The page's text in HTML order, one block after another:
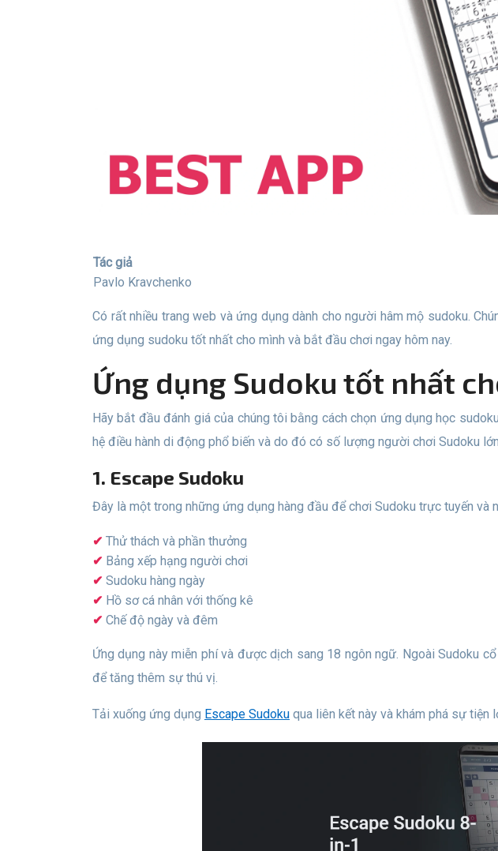
Tác giả
Pavlo Kravchenko
Có rất nhiều trang web và ứng dụng dành cho người hâm mộ sudoku. Chúng tôi cung cấp cho bạn cái nhìn tổng quan về các dịch vụ tốt nhất. Và bạn có thể chọn
ứng dụng sudoku tốt nhất cho mình và bắt đầu chơi ngay hôm nay.
Ứng dụng Sudoku tốt nhất
Hãy bắt đầu đánh giá của chúng tôi bằng cách chọn ứng dụng học sudoku tốt nhất cho người dùng điện thoại thông minh và máy tính bảng chạy Android. Đây là
hệ điều hành di động phổ biến và do đó có số lượng người chơi Sudoku
1. Escape Sudoku
Đây là một trong những ứng dụng hàng đầu để chơi Sudoku trực tuyến
Thử thách và phần thưởng
Bảng xếp hạng người chơi
Sudoku hàng ngày
Hồ sơ cá nhân với thống kê
Chế độ ngày và đêm
Ứng dụng này miễn phí và được dịch sang 18 ngôn ngữ. Ngoài Sudoku cổ điển với nhiều cấp độ khó khác nhau, bạn cũng có thể tìm thấy 7 loại Sudoku bổ sung
để tăng thêm sự thú vị.
Tải xuống ứng dụng Escape Sudoku qua liên kết này và khám phá sự tiện